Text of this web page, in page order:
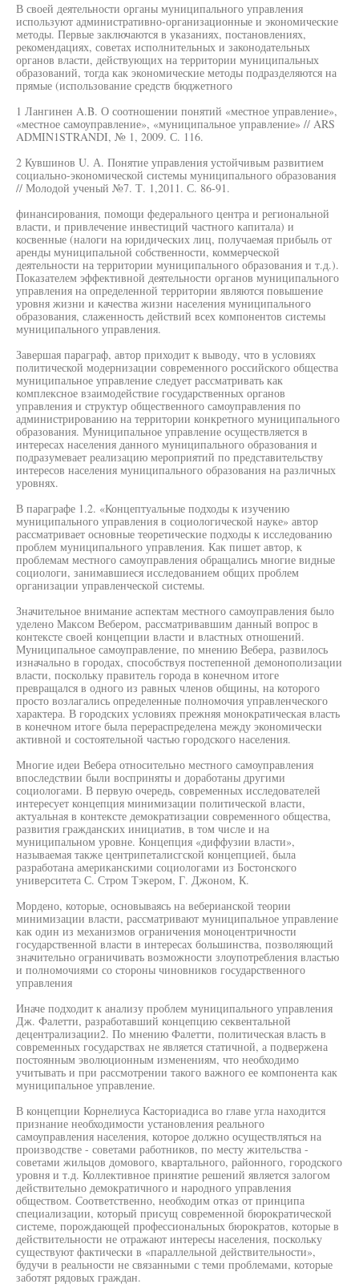
В своей деятельности органы муниципального управления
используют административно-организационные и экономические
методы. Первые заключаются в указаниях, постановлениях,
рекомендациях, советах исполнительных и законодательных
органов власти, действующих на территории муниципальных
образований, тогда как экономические методы подразделяются на
прямые (использование средств бюджетного
1 Лангинен A.B. О соотношении понятий «местное управление»,
«местное самоуправление», «муниципальное управление» // ARS
ADMIN1STRANDI, № 1, 2009. С. 116.
2 Кувшинов U. А. Понятие управления устойчивым развитием
социально-экономической системы муниципального образования
// Молодой ученый №7. Т. 1,2011. С. 86-91.
финансирования, помощи федерального центра и региональной
власти, и привлечение инвестиций частного капитала) и
косвенные (налоги на юридических лиц, получаемая прибыль от
аренды муниципальной собственности, коммерческой
деятельности на территории муниципального образования и т.д.).
Показателем эффективной деятельности органов муниципального
управления на определенной территории являются повышение
уровня жизни и качества жизни населения муниципального
образования, слаженность действий всех компонентов системы
муниципального управления.
Завершая параграф, автор приходит к выводу, что в условиях
политической модернизации современного российского общества
муниципальное управление следует рассматривать как
комплексное взаимодействие государственных органов
управления и структур общественного самоуправления по
администрированию на территории конкретного муниципального
образования. Муниципальное управление осуществляется в
интересах населения данного муниципального образования и
подразумевает реализацию мероприятий по представительству
интересов населения муниципального образования на различных
уровнях.
В параграфе 1.2. «Концептуальные подходы к изучению
муниципального управления в социологической науке» автор
рассматривает основные теоретические подходы к исследованию
проблем муниципального управления. Как пишет автор, к
проблемам местного самоуправления обращались многие видные
социологи, занимавшиеся исследованием общих проблем
организации управленческой системы.
Значительное внимание аспектам местного самоуправления было
уделено Максом Вебером, рассматривавшим данный вопрос в
контексте своей концепции власти и властных отношений.
Муниципальное самоуправление, по мнению Вебера, развилось
изначально в городах, способствуя постепенной демонополизации
власти, поскольку правитель города в конечном итоге
превращался в одного из равных членов общины, на которого
просто возлагались определенные полномочия управленческого
характера. В городских условиях прежняя монократическая власть
в конечном итоге была перераспределена между экономически
активной и состоятельной частью городского населения.
Многие идеи Вебера относительно местного самоуправления
впоследствии были восприняты и доработаны другими
социологами. В первую очередь, современных исследователей
интересует концепция минимизации политической власти,
актуальная в контексте демократизации современного общества,
развития гражданских инициатив, в том числе и на
муниципальном уровне. Концепция «диффузии власти»,
называемая также центрипеталисгской концепцией, была
разработана американскими социологами из Бостонского
университета С. Стром Тэкером, Г. Джоном, К.
Мордено, которые, основываясь на веберианской теории
минимизации власти, рассматривают муниципальное управление
как один из механизмов ограничения моноцентричности
государственной власти в интересах большинства, позволяющий
значительно ограничивать возможности злоупотребления властью
и полномочиями со стороны чиновников государственного
управления
Иначе подходит к анализу проблем муниципального управления
Дж. Фалетти, разработавший концепцию секвентальной
децентрализации2. По мнению Фалетти, политическая власть в
современных государствах не является статичной, а подвержена
постоянным эволюционным изменениям, что необходимо
учитывать и при рассмотрении такого важного ее компонента как
муниципальное управление.
В концепции Корнелиуса Касториадиса во главе угла находится
признание необходимости установления реального
самоуправления населения, которое должно осуществляться на
производстве - советами работников, по месту жительства -
советами жильцов домового, квартального, районного, городского
уровня и т.д. Коллективное принятие решений является залогом
действительно демократичного и народного управления
обществом. Соответственно, необходим отказ от принципа
специализации, который присущ современной бюрократической
системе, порождающей профессиональных бюрократов, которые в
действительности не отражают интересы населения, поскольку
существуют фактически в «параллельной действительности»,
будучи в реальности не связанными с теми проблемами, которые
заботят рядовых граждан.